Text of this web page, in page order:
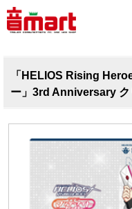
「HELIOS Rising
ー」3rd Anniversary ク